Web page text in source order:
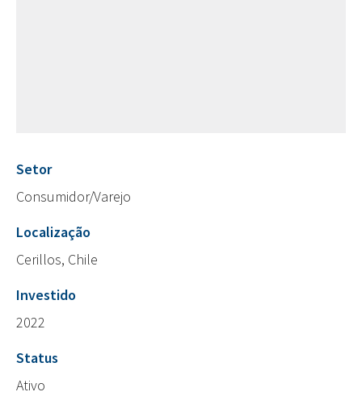
Setor
Consumidor/Varejo
Localização
Cerillos, Chile
Investido
2022
Status
Ativo